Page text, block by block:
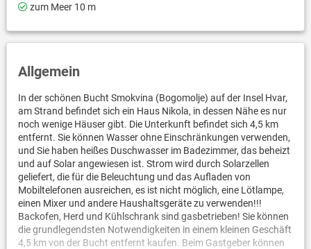
zum Meer 10 m
Allgemein
In der schönen Bucht Smokvina (Bogomolje) auf der Insel Hvar,
am Strand befindet sich ein Haus Nikola, in dessen Nähe es nur
noch wenige Häuser gibt. Die Unterkunft befindet sich 4,5 km
entfernt. Sie können Wasser ohne Einschränkungen verwenden,
und Sie haben heißes Duschwasser im Badezimmer, das beheizt
und auf Solar angewiesen ist. Strom wird durch Solarzellen
geliefert, die für die Beleuchtung und das Aufladen von
Mobiltelefonen ausreichen, es ist nicht möglich, eine Lötlampe,
einen Mixer und andere Haushaltsgeräte zu verwenden!!!
Backofen, Herd und Kühlschrank sind gasbetrieben! Sie können
die grundlegendsten Notwendigkeiten in einem kleinen Geschäft
4,5 km von der Bucht entfernt kaufen. Beim Gastgeber können